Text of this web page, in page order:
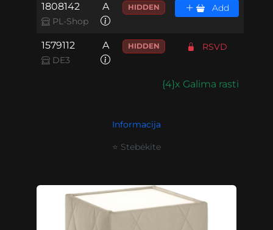
1808142
PL-Shop
A HIDDEN Add
1579112
DE3
A HIDDEN RSVD
{4}x Galima rasti
Informacija
⭐ Stebėkite